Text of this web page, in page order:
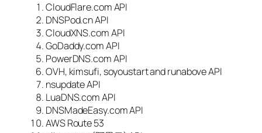
CloudFlare.com API
DNSPod.cn API
CloudXNS.com API
GoDaddy.com API
PowerDNS.com API
OVH, kimsufi, soyoustart and runabove API
nsupdate API
LuaDNS.com API
DNSMadeEasy.com API
AWS Route 53